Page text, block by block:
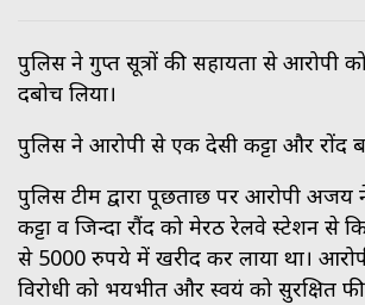
पुलिस ने गुप्त सूत्रों की सहायता से आरोपी
दबोच लिया।
पुलिस ने आरोपी से एक देसी कट्टा और रोंद
पुलिस टीम द्वारा पूछताछ पर आरोपी अजय
कट्टा व जिन्दा रौंद को मेरठ रेलवे स्टेशन से
से ₹5000 रुपये में खरीद कर लाया था।
विरोधी को भयभीत और स्वयं को सुरक्षित